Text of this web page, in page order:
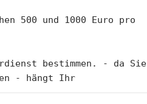
500 und 1000 Euro pro
bestimmen. - da Sie
- hängt Ihr